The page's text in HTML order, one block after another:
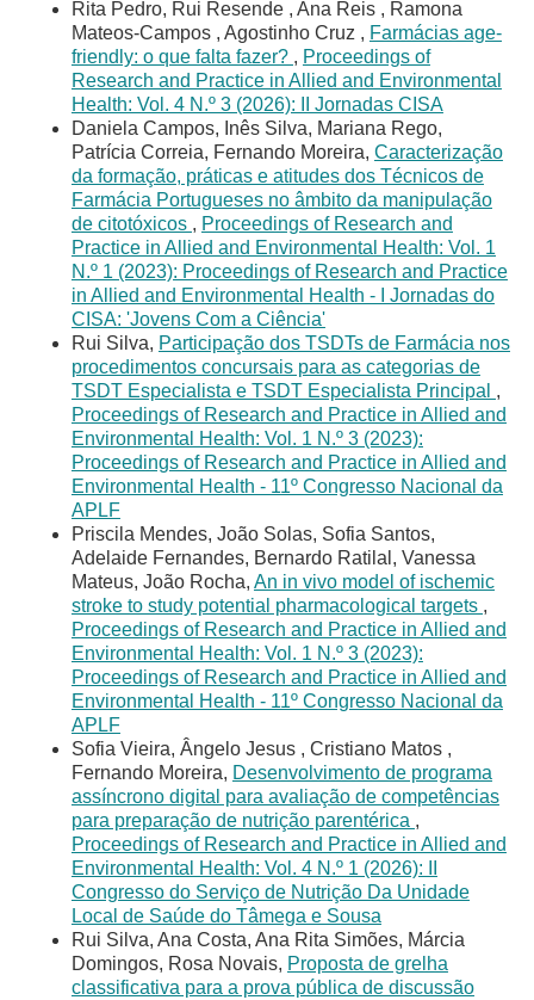
Rita Pedro, Rui Resende , Ana Reis , Ramona
Mateos-Campos , Agostinho Cruz , Farmácias age-
friendly: o que falta fazer? , Proceedings of
Research and Practice in Allied and Environmental
Health: Vol. 4 N.º 3 (2026): II Jornadas CISA
Daniela Campos, Inês Silva, Mariana Rego,
Patrícia Correia, Fernando Moreira, Caracterização
da formação, práticas e atitudes dos Técnicos de
Farmácia Portugueses no âmbito da manipulação
de citotóxicos , Proceedings of Research and
Practice in Allied and Environmental Health: Vol. 1
N.º 1 (2023): Proceedings of Research and Practice
in Allied and Environmental Health - I Jornadas do
CISA: 'Jovens Com a Ciência'
Rui Silva, Participação dos TSDTs de Farmácia nos
procedimentos concursais para as categorias de
TSDT Especialista e TSDT Especialista Principal ,
Proceedings of Research and Practice in Allied and
Environmental Health: Vol. 1 N.º 3 (2023):
Proceedings of Research and Practice in Allied and
Environmental Health - 11º Congresso Nacional da
APLF
Priscila Mendes, João Solas, Sofia Santos,
Adelaide Fernandes, Bernardo Ratilal, Vanessa
Mateus, João Rocha, An in vivo model of ischemic
stroke to study potential pharmacological targets ,
Proceedings of Research and Practice in Allied and
Environmental Health: Vol. 1 N.º 3 (2023):
Proceedings of Research and Practice in Allied and
Environmental Health - 11º Congresso Nacional da
APLF
Sofia Vieira, Ângelo Jesus , Cristiano Matos ,
Fernando Moreira, Desenvolvimento de programa
assíncrono digital para avaliação de competências
para preparação de nutrição parentérica ,
Proceedings of Research and Practice in Allied and
Environmental Health: Vol. 4 N.º 1 (2026): II
Congresso do Serviço de Nutrição Da Unidade
Local de Saúde do Tâmega e Sousa
Rui Silva, Ana Costa, Ana Rita Simões, Márcia
Domingos, Rosa Novais, Proposta de grelha
classificativa para a prova pública de discussão